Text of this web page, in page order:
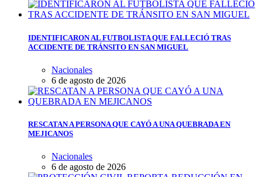
IDENTIFICARON AL FUTBOLISTA QUE FALLECIÓ TRAS
ACCIDENTE DE TRÁNSITO EN SAN MIGUEL
Nacionales
6 de agosto de 2026
RESCATAN A PERSONA QUE CAYÓ A UNA QUEBRADA EN
MEJICANOS
Nacionales
6 de agosto de 2026